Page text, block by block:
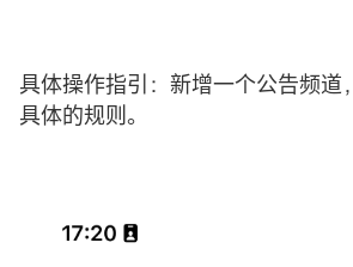
具体操作指引：新增一个公告频道
具体的规则。